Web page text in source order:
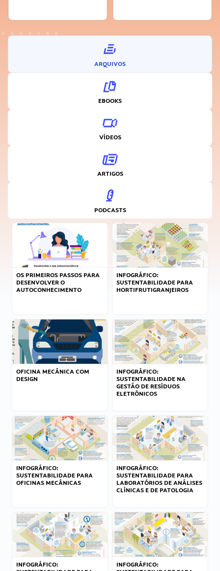
ARQUIVOS
EBOOKS
VÍDEOS
ARTIGOS
PODCASTS
OS PRIMEIROS PASSOS PARA
DESENVOLVER O
AUTOCONHECIMENTO
INFOGRÁFICO:
SUSTENTABILIDADE PARA
HORTIFRUTIGRANJEIROS
OFICINA MECÂNICA COM
DESIGN
INFOGRÁFICO:
SUSTENTABILIDADE NA
GESTÃO DE RESÍDUOS
ELETRÔNICOS
INFOGRÁFICO:
SUSTENTABILIDADE PARA
OFICINAS MECÂNICAS
INFOGRÁFICO:
SUSTENTABILIDADE PARA
LABORATÓRIOS DE ANÁLISES
CLÍNICAS E DE PATOLOGIA
INFOGRÁFICO:
INFOGRÁFICO: